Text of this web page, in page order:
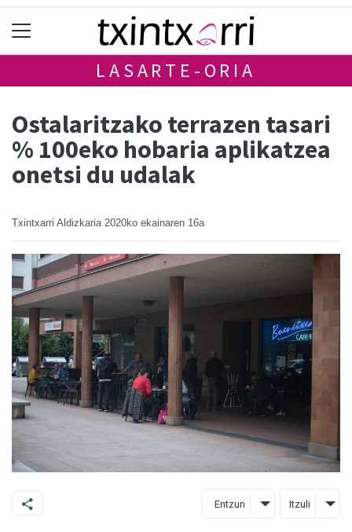
LASARTE-ORIA
Ostalaritzako terrazen tasari
% 100eko hobaria aplikatzea
onetsi du udalak
Txintxarri Aldizkaria 2020ko ekainaren 16a
Entzun Itzuli